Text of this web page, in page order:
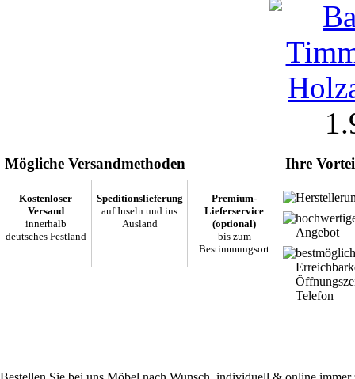
Mögliche Versandmethoden
Kostenloser
Versand
innerhalb
deutsches Festland
Speditionslieferung
auf Inseln und ins
Ausland
Premium-
Lieferservice
(optional)
bis zum
Bestimmungsort
Ihre
Angebot
Telefon